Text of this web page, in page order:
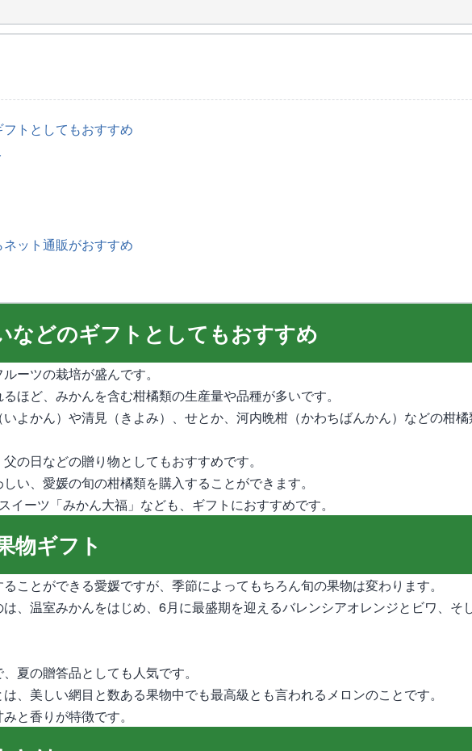
トとしてもおすすめ
ット通販がおすすめ
などのギフトとしてもおすすめ
ーツの栽培が盛んです。
ほど、みかんを含む柑橘類の生産量や品種が多いです。
よかん）や清見（きよみ）、せとか、河内晩柑（かわちばんかん）などの柑
の日などの贈り物としてもおすすめです。
い、愛媛の旬の柑橘類を購入することができます。
イーツ「みかん大福」なども、ギフトにおすすめです。
物ギフト
ことができる愛媛ですが、季節によってもちろん旬の果物は変わります。
、温室みかんをはじめ、6月に最盛期を迎えるバレンシアオレンジとビワ、そ
夏の贈答品としても人気です。
、美しい網目と数ある果物中でも最高級とも言われるメロンのことです。
と香りが特徴です。